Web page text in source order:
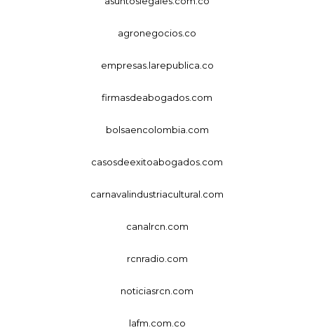
agronegocios.co
empresas.larepublica.co
firmasdeabogados.com
bolsaencolombia.com
casosdeexitoabogados.com
carnavalindustriacultural.com
canalrcn.com
rcnradio.com
noticiasrcn.com
lafm.com.co